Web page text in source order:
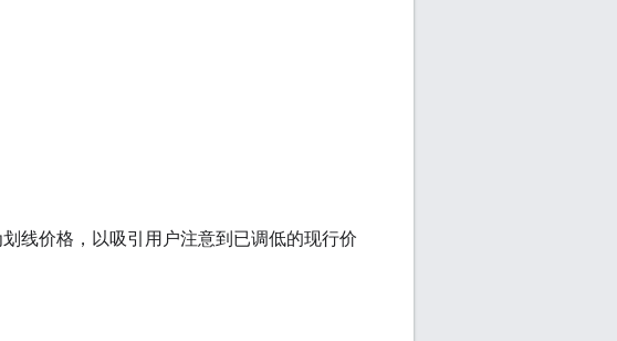
线价格，以吸引用户注意到已调低的现行价